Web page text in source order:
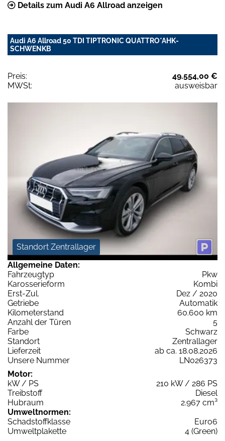
Details zum Audi A6 Allroad anzeigen
Audi A6 Allroad 50 TDI TIPTRONIC QUATTRO*AHK-
SCHWENKB
Preis:
49.554,00 €
MWSt:
ausweisbar
Standort Zentrallager
Allgemeine Daten:
Fahrzeugtyp
Pkw
Karosserieform
Kombi
Erst-Zul.
Dez / 2020
Getriebe
Automatik
Kilometerstand
60.600 km
Anzahl der Türen
5
Farbe
Schwarz
Standort
Zentrallager
Lieferzeit
ab ca. 18.08.2026
Unsere Nummer
LN026373
Motor:
kW / PS
210 kW / 286 PS
Treibstoff
Diesel
Hubraum
2.967 cm³
Umweltnormen:
Schadstoffklasse
Euro6
Umweltplakette
4 (Green)